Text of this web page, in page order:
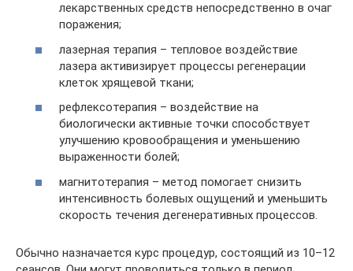
лекарственных средств непосредственно в очаг
поражения;
лазерная терапия – тепловое воздействие
лазера активизирует процессы регенерации
клеток хрящевой ткани;
рефлексотерапия – воздействие на
биологически активные точки способствует
улучшению кровообращения и уменьшению
выраженности болей;
магнитотерапия – метод помогает снизить
интенсивность болевых ощущений и уменьшить
скорость течения дегенеративных процессов.
Обычно назначается курс процедур, состоящий из 10–12